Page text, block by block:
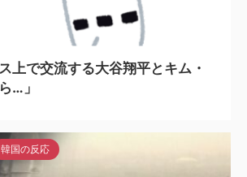
上で交流する大谷翔平とキム・
…」
韓国の反応